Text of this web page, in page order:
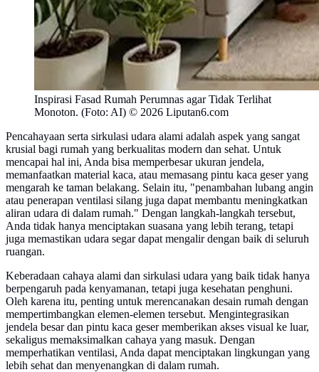
Inspirasi Fasad Rumah Perumnas agar Tidak Terlihat
Monoton. (Foto: AI) © 2026 Liputan6.com
Pencahayaan serta sirkulasi udara alami adalah aspek yang sangat
krusial bagi rumah yang berkualitas modern dan sehat. Untuk
mencapai hal ini, Anda bisa memperbesar ukuran jendela,
memanfaatkan material kaca, atau memasang pintu kaca geser yang
mengarah ke taman belakang. Selain itu, "penambahan lubang angin
atau penerapan ventilasi silang juga dapat membantu meningkatkan
aliran udara di dalam rumah." Dengan langkah-langkah tersebut,
Anda tidak hanya menciptakan suasana yang lebih terang, tetapi
juga memastikan udara segar dapat mengalir dengan baik di seluruh
ruangan.
Keberadaan cahaya alami dan sirkulasi udara yang baik tidak hanya
berpengaruh pada kenyamanan, tetapi juga kesehatan penghuni.
Oleh karena itu, penting untuk merencanakan desain rumah dengan
mempertimbangkan elemen-elemen tersebut. Mengintegrasikan
jendela besar dan pintu kaca geser memberikan akses visual ke luar,
sekaligus memaksimalkan cahaya yang masuk. Dengan
memperhatikan ventilasi, Anda dapat menciptakan lingkungan yang
lebih sehat dan menyenangkan di dalam rumah.